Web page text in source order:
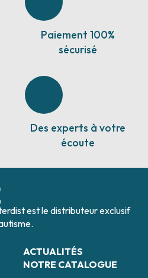
Paiement 100%
sécurisé
Des experts à votre
écoute
est le distributeur exclusif
ACTUALITÉS
NOTRE CATALOGUE